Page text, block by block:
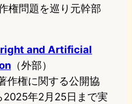
権問題を巡り元幹部
and Artificial
（外部）
作権に関する公開協
年2月25日まで実